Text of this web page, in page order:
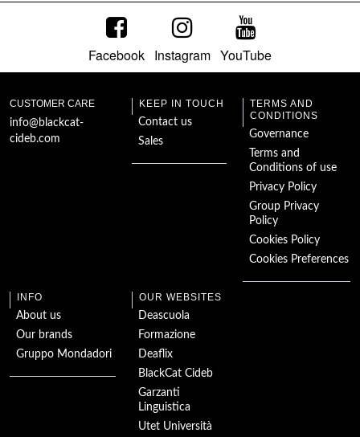
Oliver Twist
Great English
Monarchs and their
Times
Facebook Instagram YouTube